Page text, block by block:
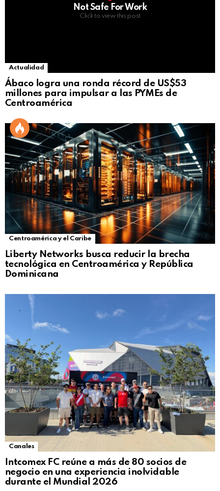
Not Safe For Work
Click to view this post
Actualidad
Ábaco logra una ronda récord de US$53
millones para impulsar a las PYMEs de
Centroamérica
Centroamérica y el Caribe
Liberty Networks busca reducir la brecha
tecnológica en Centroamérica y República
Dominicana
Canales
Intcomex FC reúne a más de 80 socios de
negocio en una experiencia inolvidable
durante el Mundial 2026